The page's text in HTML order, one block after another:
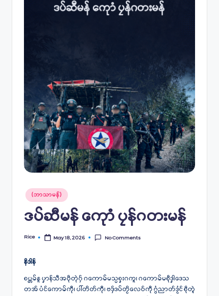
Posted
in
(ဘာသာမန်)
ဒပ်ဆီမန် ကေုာံ ပၠန်ဂတးမန်
Posted
Rice May 18, 2026 No Comments
နိဒါန်
စပ္တမ်နူ ပၞာန်သီအဝဵုတုဲဂှ် ဂကောမ်မသ္ပစၞးဂကူ၊ ဂကောမ်မစဵုဒၞါဒေသ
တအ် ပံင်ကောမ်ကီု၊ ပါ်တိတ်ကီု၊ ဗဒှ်ဒပ်တၟိလေဝ်ကီု ဂွံညာတ်ဒၟံင် စဵုတ္ၚဲ